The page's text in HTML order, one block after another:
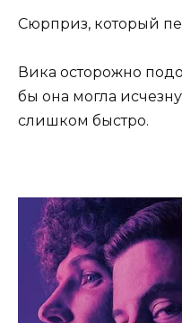
Сюрприз, который
Вика осторожно
бы она могла
слишком быстро.